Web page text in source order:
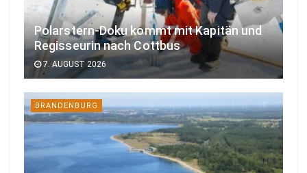
Polarstern-Doku kommt mit Kapitän und
Regisseurin nach Cottbus
7. AUGUST 2026
BRANDENBURG